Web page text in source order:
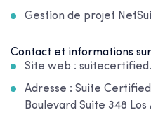
Gestion de projet
Contact et informations
Site web :
Adresse : Suite
Boulevard Suite 348